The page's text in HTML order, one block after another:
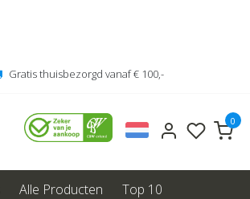
Gratis thuisbezorgd vanaf € 100,-
0
Alle Producten Top 10